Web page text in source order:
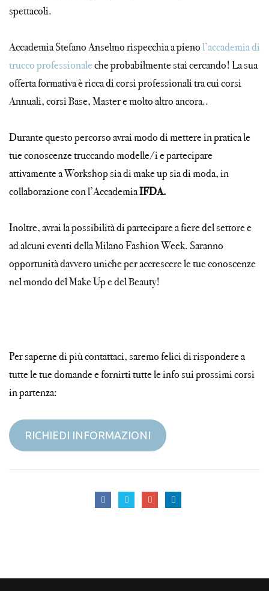
spettacoli.
Accademia Stefano Anselmo rispecchia a pienol’accademia di
trucco professionaleche probabilmente stai cercando! La sua
offerta formativa è ricca di corsi professionali tra cui corsi
Annuali, corsi Base, Master e molto altro ancora..
Durante questo percorso avrai modo di mettere in pratica le
tue conoscenze truccando modelle/i e partecipare
attivamente a Workshop sia di make up sia di moda, in
collaborazione con l’AccademiaIFDA.
Inoltre, avrai la possibilità di partecipare a fiere del settore e
ad alcuni eventi della Milano Fashion Week. Saranno
opportunità davvero uniche per accrescere le tue conoscenze
nel mondo del Make Up e del Beauty!
Per saperne di più contattaci, saremo felici di rispondere a
tutte le tue domande e fornirti tutte le info sui prossimi corsi
in partenza:
RICHIEDI INFORMAZIONI